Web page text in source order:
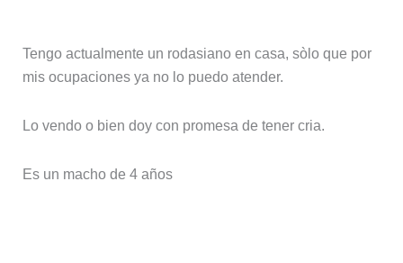
Tengo actualmente un rodasiano en casa, sòlo que por
mis ocupaciones ya no lo puedo atender.
Lo vendo o bien doy con promesa de tener cria.
Es un macho de 4 años